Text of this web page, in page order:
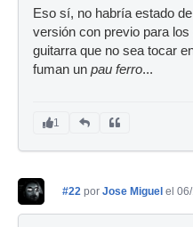
Eso sí, no habría estado
versión con previo para
guitarra que no sea tocar
fuman un pau ferro...
1
#22 por Jose Miguel el